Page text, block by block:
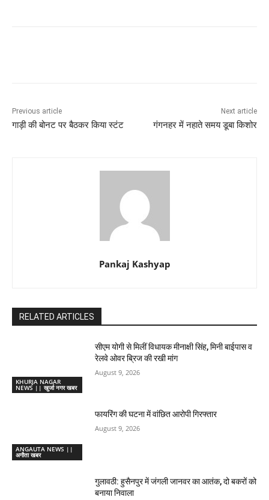
Previous article
गाड़ी की बोनट पर बैठकर किया स्टंट
Next article
गंगनहर में नहाते समय डूबा किशोर
Pankaj Kashyap
RELATED ARTICLES
KHURJA NAGAR
NEWS || खुर्जा नगर खबर
सीएम योगी से मिलीं विधायक मीनाक्षी सिंह, मिनी बाईपास व
रेलवे ओवर ब्रिज की रखी मांग
August 9, 2026
ANGAUTA NEWS ||
अगौता खबर
फायरिंग की घटना में वांछित आरोपी गिरफ्तार
August 9, 2026
गुलावठी: हुसैनपुर में जंगली जानवर का आतंक, दो बकरों को
बनाया निवाला